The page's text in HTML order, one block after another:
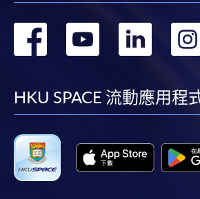
轉
facebook
轉
轉
HKU SPACE 流動應用程